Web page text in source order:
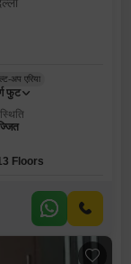
अप एरिया
फुट
Floors